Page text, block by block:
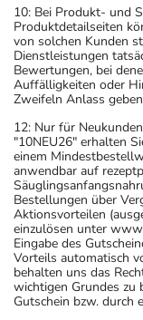
10: Bei Produkt- und
Produktdetailseiten
von solchen Kunden
Dienstleistungen
Bewertungen, bei
Auffälligkeiten oder
Zweifeln Anlass
12: Nur für
"10NEU26" erhalten
einem
anwendbar auf
Bestellungen über
Aktionsvorteilen
einzulösen unter
Eingabe des
Vorteils automatisch
behalten uns das
wichtigen Grundes zu
Gutschein bzw. durch